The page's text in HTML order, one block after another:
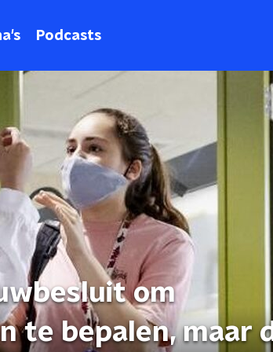
Podcasts
om
te bepalen, maar